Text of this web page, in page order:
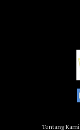
Tentang Kami